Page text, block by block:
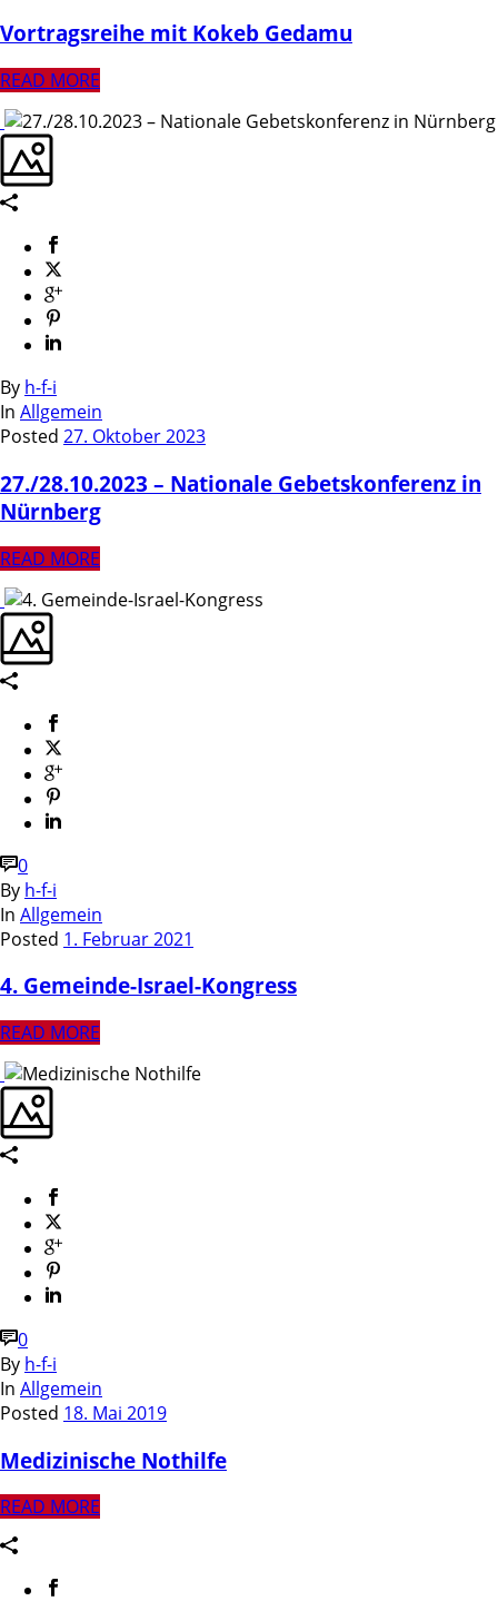
Vortragsreihe mit Kokeb Gedamu
READ MORE
By h-f-i
In Allgemein
Posted 27. Oktober 2023
27./28.10.2023 – Nationale Gebetskonferenz in
Nürnberg
READ MORE
0
By h-f-i
In Allgemein
Posted 1. Februar 2021
4. Gemeinde-Israel-Kongress
READ MORE
0
By h-f-i
In Allgemein
Posted 18. Mai 2019
Medizinische Nothilfe
READ MORE